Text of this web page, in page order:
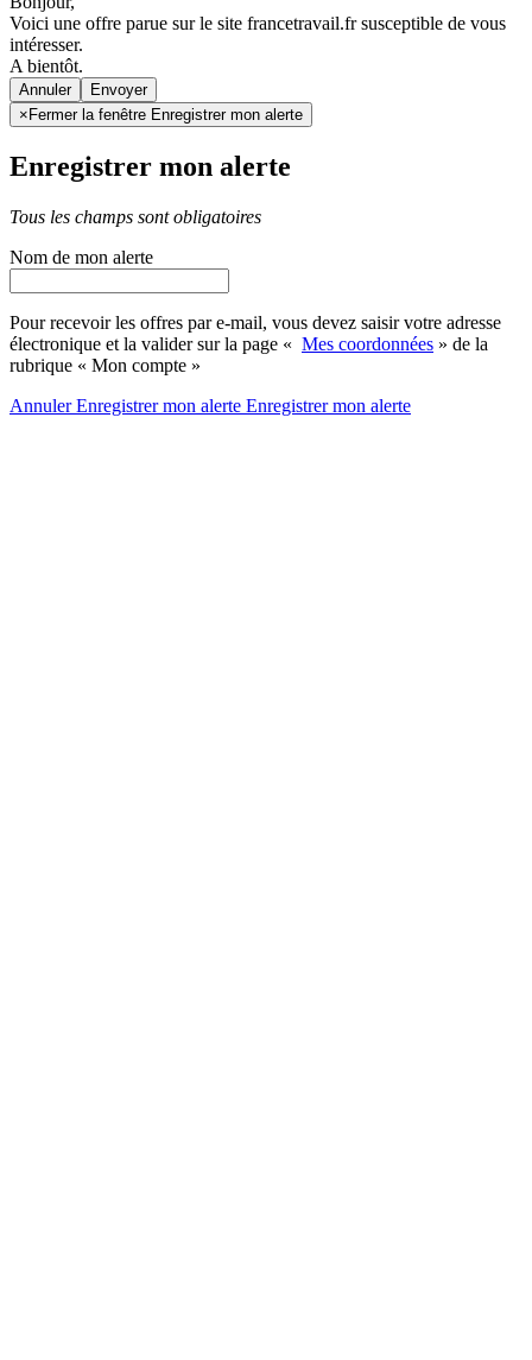
Voici une offre parue sur le site francetravail.fr susceptible de vous
intéresser.
A bientôt.
Annuler
× Fermer la fenêtre Enregistrer mon alerte
Enregistrer mon alerte
Tous les champs sont obligatoires
Nom de mon alerte
Pour recevoir les offres par e-mail, vous devez saisir votre adresse
électronique et la valider sur la page « Mes coordonnées » de la
rubrique « Mon compte »
AnnulerEnregistrer mon alerte Enregistrermon alerte